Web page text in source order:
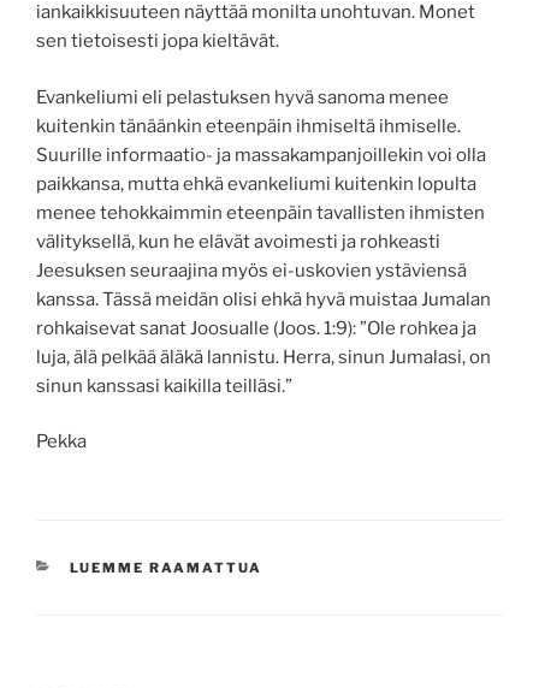
iankaikkisuuteen näyttää monilta unohtuvan. Monet
sen tietoisesti jopa kieltävät.
Evankeliumi eli pelastuksen hyvä sanoma menee
kuitenkin tänäänkin eteenpäin ihmiseltä ihmiselle.
Suurille informaatio- ja massakampanjoillekin voi olla
paikkansa, mutta ehkä evankeliumi kuitenkin lopulta
menee tehokkaimmin eteenpäin tavallisten ihmisten
välityksellä, kun he elävät avoimesti ja rohkeasti
Jeesuksen seuraajina myös ei-uskovien ystäviensä
kanssa. Tässä meidän olisi ehkä hyvä muistaa Jumalan
rohkaisevat sanat Joosualle (Joos. 1:9): ”Ole rohkea ja
luja, älä pelkää äläkä lannistu. Herra, sinun Jumalasi, on
sinun kanssasi kaikilla teilläsi.”
Pekka
KATEGORIAT
LUEMME RAAMATTUA